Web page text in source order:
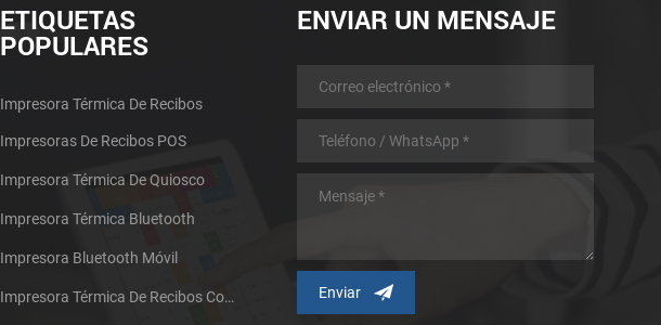
ETIQUETAS
POPULARES
Impresora Térmica De Recibos
Impresoras De Recibos POS
Impresora Térmica De Quiosco
Impresora Térmica Bluetooth
Impresora Bluetooth Móvil
Impresora Térmica De Recibos Con Micropanel.
ENVIAR UN MENSAJE